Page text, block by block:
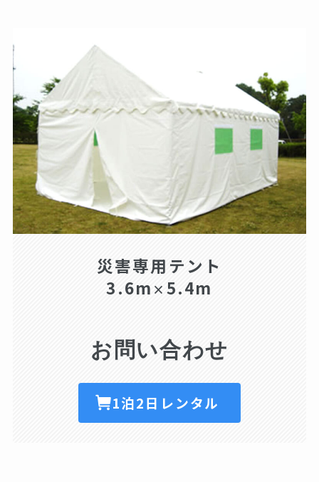
災害専用テント
3.6m × 5.4m
お問い合わせ
1泊2日レンタル